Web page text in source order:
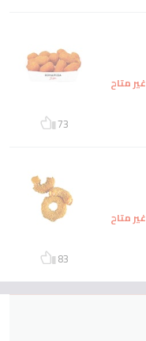
غير متاح
73
غير متاح
83